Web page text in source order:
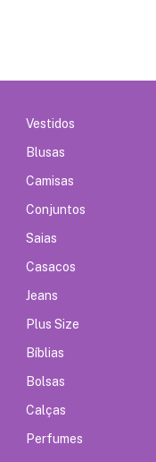
Vestidos
Blusas
Camisas
Conjuntos
Saias
Casacos
Jeans
Plus Size
Bíblias
Bolsas
Calças
Perfumes